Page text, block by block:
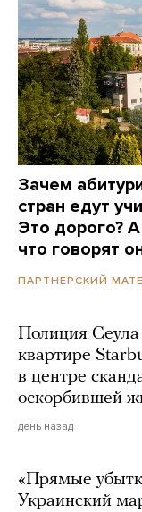
Зачем
стран едут
Это дорого?
что говорят
ПАРТНЕРСКИЙ
Полиция
квартире
в центре
оскорбившей
день назад
«Прямые
Украинский